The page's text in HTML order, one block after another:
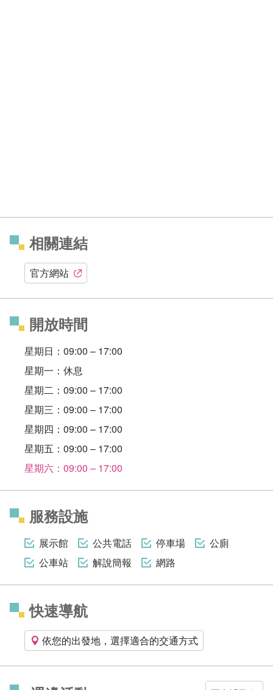
相關連結
官方網站
開放時間
星期日：09:00 – 17:00
星期一：休息
星期二：09:00 – 17:00
星期三：09:00 – 17:00
星期四：09:00 – 17:00
星期五：09:00 – 17:00
星期六：09:00 – 17:00
服務設施
展示館 公共電話 停車場
公廁
公車站
解說簡報 網路
快速導航
依您的出發地，選擇適合的交通方式